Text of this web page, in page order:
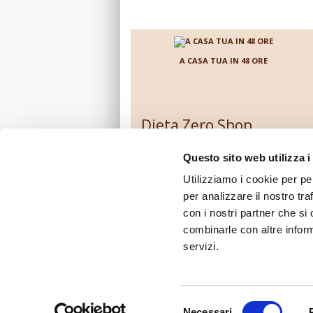
Questo sito web utilizza i
Utilizziamo i cookie per
per analizzare il nostro
con i nostri partner che si
combinarle con altre
servizi.
A CASA TUA IN 48 ORE
Dieta Zero Shop
Come ordinare su Dietazeroshop.it
Prezzi e modalità di pagamento
Costi e modalità di spedizione
Diritto di recesso, garanzie e condizioni
Informativa sull'uso dei cookie
Condizioni di vendita